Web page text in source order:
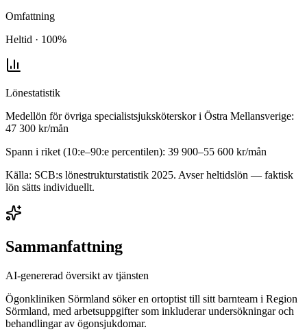
Omfattning
Heltid · 100%
Lönestatistik
Medellön förövriga specialistsjuksköterskori Östra Mellansverige:
47 300 kr/mån
Spann i riket (10:e–90:e percentilen): 39 900–55 600 kr/mån
Källa: SCB:s lönestrukturstatistik 2025. Avser heltidslön — faktisk
lön sätts individuellt.
Sammanfattning
AI-genererad översikt av tjänsten
Ögonkliniken Sörmland söker en ortoptist till sitt barnteam i Region
Sörmland, med arbetsuppgifter som inkluderar undersökningar och
behandlingar av ögonsjukdomar.